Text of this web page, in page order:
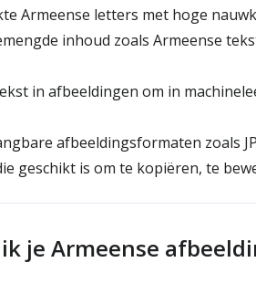
Armeense letters met hoge
inhoud zoals Armeense
in afbeeldingen om in
afbeeldingsformaten zoals
geschikt is om te kopiëren, te
je Armeense